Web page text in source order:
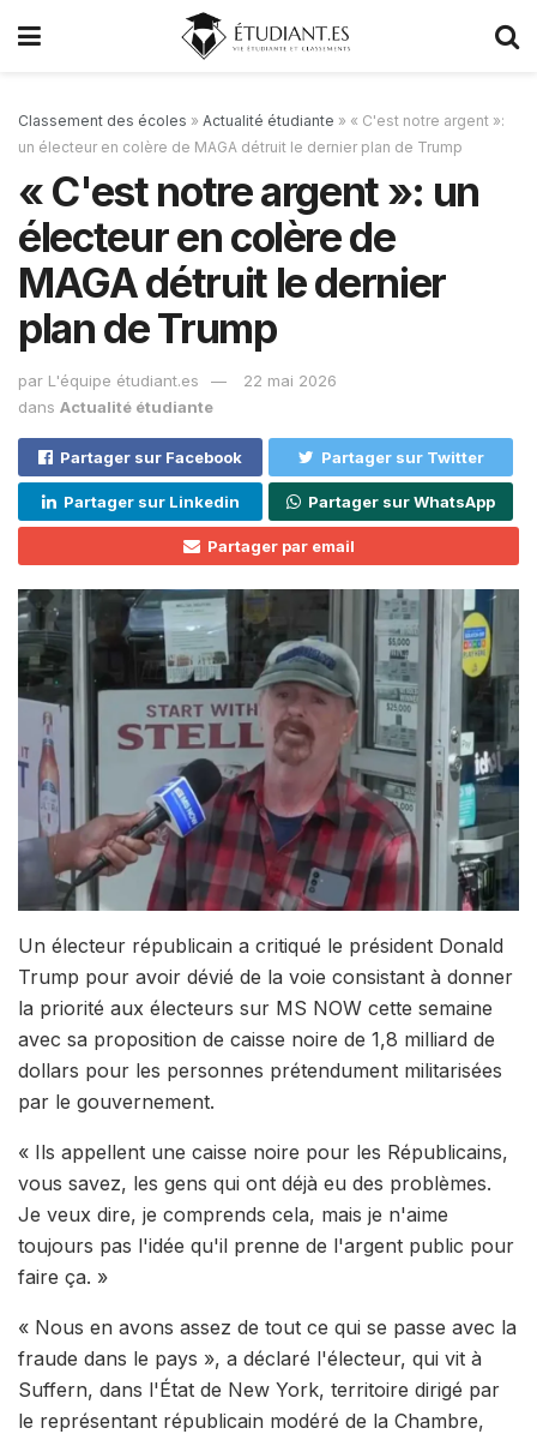
Classement des écoles » Actualité étudiante » « C'est notre argent »:
un électeur en colère de MAGA détruit le dernier plan de Trump
« C'est notre argent »: un
électeur en colère de
MAGA détruit le dernier
plan de Trump
par L'équipe étudiant.es
22 mai 2026
dans Actualité étudiante
Partager sur Facebook Partager sur Twitter
Partager sur Linkedin Partager sur WhatsApp
Partager par email
Un électeur républicain a critiqué le président Donald
Trump pour avoir dévié de la voie consistant à donner
la priorité aux électeurs sur MS NOW cette semaine
avec sa proposition de caisse noire de 1,8 milliard de
dollars pour les personnes prétendument militarisées
par le gouvernement.
« Ils appellent une caisse noire pour les Républicains,
vous savez, les gens qui ont déjà eu des problèmes.
Je veux dire, je comprends cela, mais je n'aime
toujours pas l'idée qu'il prenne de l'argent public pour
faire ça. »
« Nous en avons assez de tout ce qui se passe avec la
fraude dans le pays », a déclaré l'électeur, qui vit à
Suffern, dans l'État de New York, territoire dirigé par
le représentant républicain modéré de la Chambre,